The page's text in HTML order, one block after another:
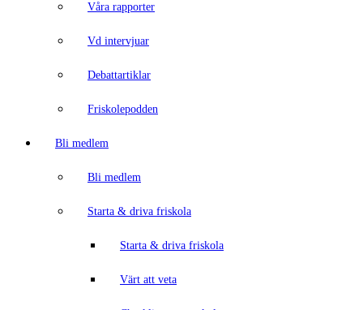
Våra rapporter
Vd intervjuar
Debattartiklar
Friskolepodden
Bli medlem
Bli medlem
Starta & driva friskola
Starta & driva friskola
Värt att veta